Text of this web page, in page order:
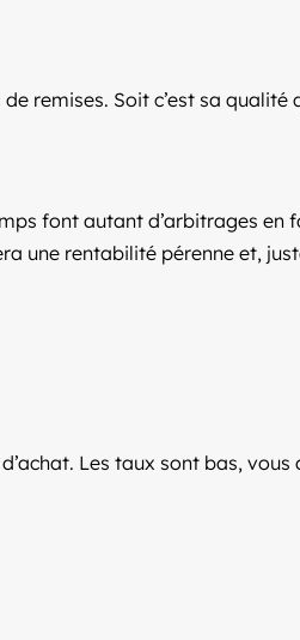
remises. Soit c’est sa qualité
font autant d’arbitrages en
une rentabilité pérenne et,
Les taux sont bas, vous